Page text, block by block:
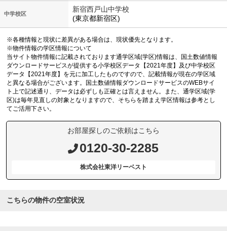
中学校区
新宿西戸山中学校
(東京都新宿区)
※各種情報と現状に差異がある場合は、現状優先となります。
※物件情報の学区情報について
当サイト物件情報に記載されております通学区域(学区)情報は、国土数値情報
ダウンロードサービスが提供する小学校区データ【2021年度】及び中学校区
データ【2021年度】を元に加工したものですので、記載情報が現在の学区域
と異なる場合がございます。国土数値情報ダウンロードサービスのWEBサイ
ト上で記述通り、データは必ずしも正確とは言えません。また、通学区域(学
区)は毎年見直しの対象となりますので、そちらを踏まえ学区情報は参考とし
てご活用下さい。
お部屋探しのご依頼はこちら
0120-30-2285
株式会社東洋リーベスト
こちらの物件の空室状況